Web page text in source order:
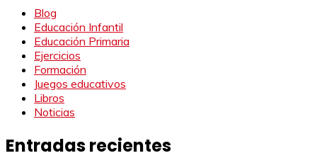
Blog
Educación Infantil
Educación Primaria
Ejercicios
Formación
Juegos educativos
Libros
Noticias
Entradas recientes